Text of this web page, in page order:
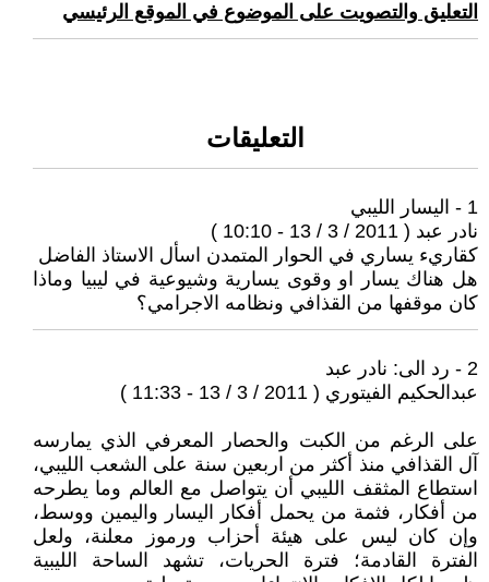
التعليق والتصويت على الموضوع في الموقع الرئيسي
التعليقات
1 - اليسار الليبي
نادر عبد ( 2011 / 3 / 13 - 10:10 )
كقاريء يساري في الحوار المتمدن اسأل الاستاذ الفاضل
هل هناك يسار او وقوى يسارية وشيوعية في ليبيا وماذا
كان موقفها من القذافي ونظامه الاجرامي؟
2 - رد الى: نادر عبد
عبدالحكيم الفيتوري ( 2011 / 3 / 13 - 11:33 )
على الرغم من الكبت والحصار المعرفي الذي يمارسه
آل القذافي منذ أكثر من اربعين سنة على الشعب الليبي،
استطاع المثقف الليبي أن يتواصل مع العالم وما يطرحه
من أفكار، فثمة من يحمل أفكار اليسار واليمين ووسط،
وإن كان ليس على هيئة أحزاب ورموز معلنة، ولعل
الفترة القادمة؛ فترة الحريات، تشهد الساحة الليبية